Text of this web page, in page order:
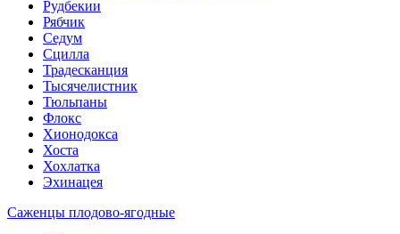
Рудбекии
Рябчик
Седум
Сцилла
Традесканция
Тысячелистник
Тюльпаны
Флокс
Хионодокса
Хоста
Хохлатка
Эхинацея
Саженцы плодово-ягодные